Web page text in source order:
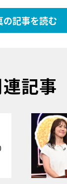
の記事を読む
記事